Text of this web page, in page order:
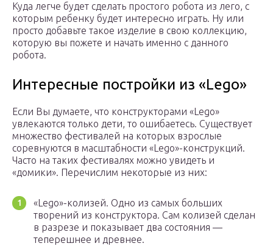
Куда легче будет сделать простого робота из лего, с
которым ребенку будет интересно играть. Ну или
просто добавьте такое изделие в свою коллекцию,
которую вы пожете и начать именно с данного
робота.
Интересные постройки из «Lego»
Если Вы думаете, что конструкторами «Lego»
увлекаются только дети, то ошибаетесь. Существует
множество фестивалей на которых взрослые
соревнуются в масштабности «Lego»-конструкций.
Часто на таких фестивалях можно увидеть и
«домики». Перечислим некоторые из них:
«Lego»-колизей. Одно из самых больших
творений из конструктора. Сам колизей сделан
в разрезе и показывает два состояния —
теперешнее и древнее.